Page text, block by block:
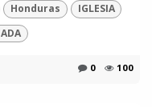
Honduras
IGLESIA
0 100